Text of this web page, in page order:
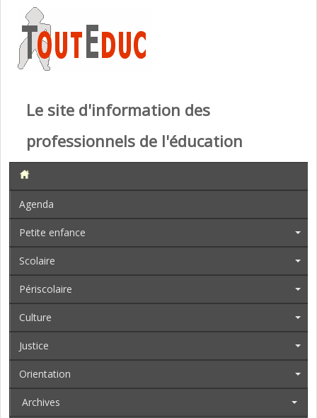
Le site d'information des
professionnels de l'éducation
Agenda
Petite enfance
Scolaire
Périscolaire
Culture
Justice
Orientation
Archives